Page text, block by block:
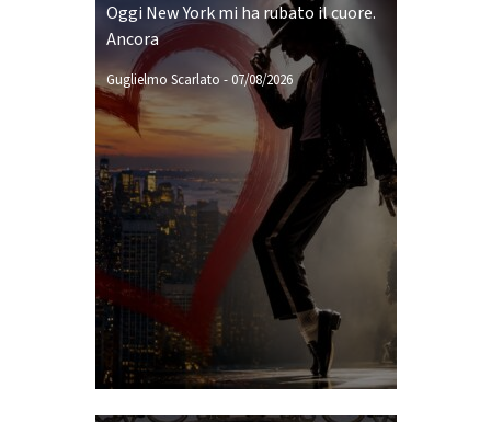
Oggi New York mi ha rubato il cuore.
Ancora
Guglielmo Scarlato -07/08/2026